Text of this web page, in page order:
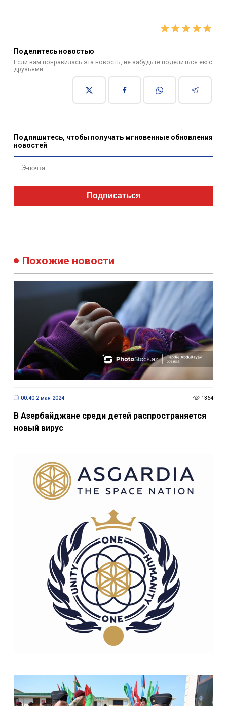
Поделитесь новостью
Если вам понравилась эта новость, не забудьте поделиться ею с
друзьями
Подпишитесь, чтобы получать мгновенные обновления
новостей
Подписаться
Похожие новости
00:40 2 мая 2024 1364
В Азербайджане среди детей распространяется
новый вирус